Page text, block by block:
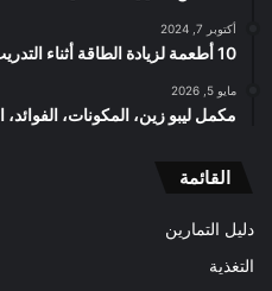
أكتوبر 7, 2024
10 أطعمة لزيادة الطاقة أثناء التدريب
مايو 5, 2026
مكمل ليبو زين، المكونات،
القائمة
دليل التمارين
التغذية